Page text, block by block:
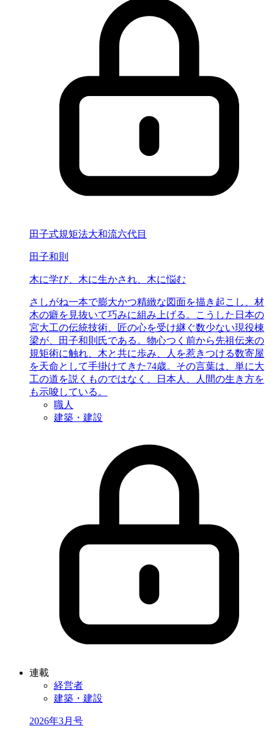
田子式規矩法大和流六代目
田子和則
木に学び、 木に生かされ、 木に悩む
さしがね一本で膨大かつ精緻な図面を描き起こし、材
木の癖を見抜いて巧みに組み上げる。こうした日本の
宮大工の伝統技術、匠の心を受け継ぐ数少ない現役棟
梁が、田子和則氏である。物心つく前から先祖伝来の
規矩術に触れ、木と共に歩み、人を惹きつける数寄屋
を天命として手掛けてきた74歳。その言葉は、単に大
工の道を説くものではなく、日本人、人間の生き方を
も示唆している。
職人
建築・建設
連載
経営者
建築・建設
2026年3月号